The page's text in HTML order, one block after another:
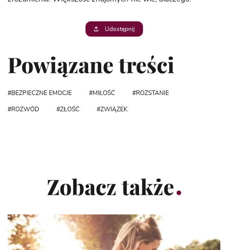
Udostępnij
Powiązane treści
BEZPIECZNE EMOCJE MIŁOŚĆ ROZSTANIE
ROZWÓD ZŁOŚĆ ZWIĄZEK
Zobacz także